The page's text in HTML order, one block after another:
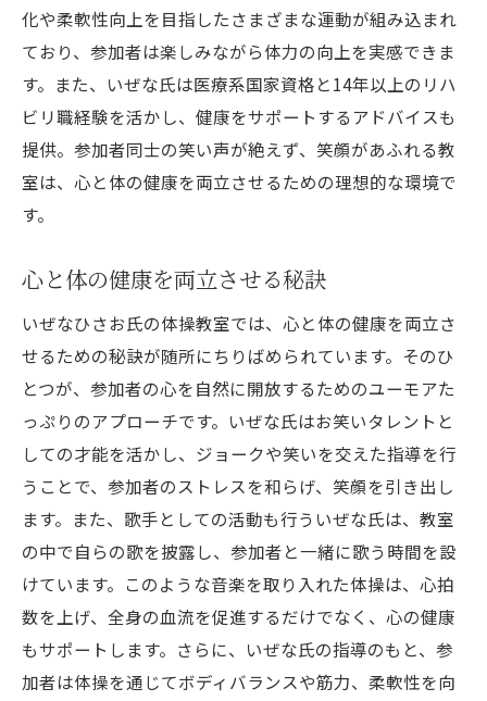
化や柔軟性向上を目指したさまざまな運動が組み込まれ
ており、参加者は楽しみながら体力の向上を実感できま
す。また、いぜな氏は医療系国家資格と14年以上のリハ
ビリ職経験を活かし、健康をサポートするアドバイスも
提供。参加者同士の笑い声が絶えず、笑顔があふれる教
室は、心と体の健康を両立させるための理想的な環境で
す。
心と体の健康を両立させる秘訣
いぜなひさお氏の体操教室では、心と体の健康を両立さ
せるための秘訣が随所にちりばめられています。そのひ
とつが、参加者の心を自然に開放するためのユーモアた
っぷりのアプローチです。いぜな氏はお笑いタレントと
しての才能を活かし、ジョークや笑いを交えた指導を行
うことで、参加者のストレスを和らげ、笑顔を引き出し
ます。また、歌手としての活動も行ういぜな氏は、教室
の中で自らの歌を披露し、参加者と一緒に歌う時間を設
けています。このような音楽を取り入れた体操は、心拍
数を上げ、全身の血流を促進するだけでなく、心の健康
もサポートします。さらに、いぜな氏の指導のもと、参
加者は体操を通じてボディバランスや筋力、柔軟性を向